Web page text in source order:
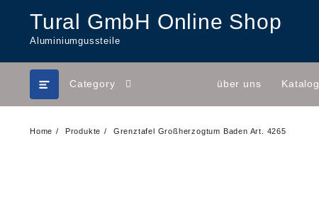
content
Tural GmbH Online Shop
Aluminiumgussteile
Category über uns Katalog
Home Produkte Grenztafel Großherzogtum Baden Art. 4265